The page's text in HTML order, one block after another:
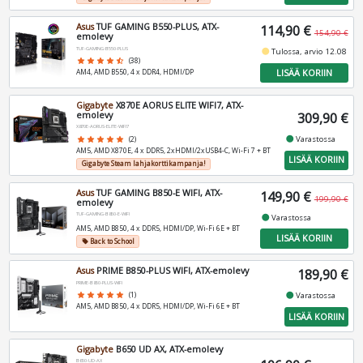
AsusTUF GAMING B550-PLUS, ATX-
emolevy
TUF-GAMING-B550-PLUS
star star star star star_half (38)
AM4, AMD B550, 4 x DDR4, HDMI/DP
114,90 € 154,90 €
fiber_manual_recordTulossa, arvio 12.08
LISÄÄ KORIIN
Gigabyte X870E AORUS ELITE WIFI7, ATX-
emolevy
X870E-AORUS-ELITE-WIFI7
star star star star star (2)
AM5, AMD X870E, 4 x DDR5, 2xHDMI/2xUSB4-C, Wi-Fi 7 + BT
Gigabyte Steam lahjakorttikampanja!
309,90 €
fiber_manual_recordVarastossa
LISÄÄ KORIIN
AsusTUF GAMING B850-E WIFI, ATX-
emolevy
TUF-GAMING-B850-E-WIFI
AM5, AMD B850, 4 x DDR5, HDMI/DP, Wi-Fi 6E + BT
local_offerBack to School
149,90 € 199,90 €
fiber_manual_recordVarastossa
LISÄÄ KORIIN
AsusPRIME B850-PLUS WIFI, ATX-emolevy
PRIME-B850-PLUS-WIFI
star star star star star (1)
AM5, AMD B850, 4 x DDR5, HDMI/DP, Wi-Fi 6E + BT
189,90 €
fiber_manual_recordVarastossa
LISÄÄ KORIIN
Gigabyte B650 UD AX, ATX-emolevy
B650-UD-AX